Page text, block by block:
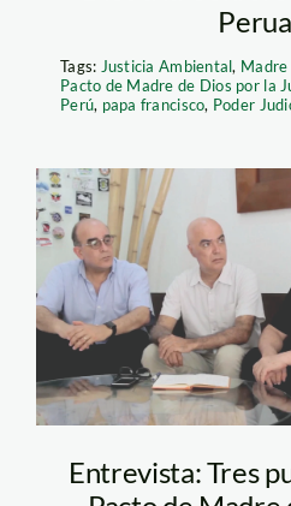
Tags: Justicia Ambiental, Madre
Pacto de Madre de Dios por la
Perú, papa francisco, Poder
Entrevista: Tres